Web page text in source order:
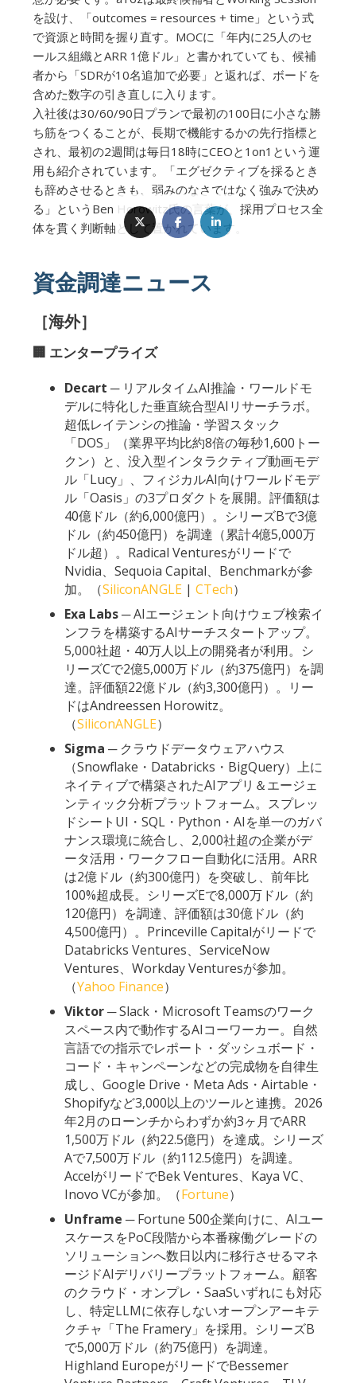
を設け、「outcomes = resources + time」という式
で資源と時間を握り直す。MOCに「年内に25人のセ
ールス組織とARR 1億ドル」と書かれていても、候補
者から「SDRが10名追加で必要」と返れば、ボードを
含めた数字の引き直しに入ります。
入社後は30/60/90日プランで最初の100日に小さな勝
ち筋をつくることが、長期で機能するかの先行指標と
され、最初の2週間は毎日18時にCEOと1on1という運
用も紹介されています。「エグゼクティブを採るとき
も辞めさせるときも、弱みのなさではなく強みで決め
る」というBen Horowitz氏の言葉が、採用プロセス全
体を貫く判断軸として置かれています。
資金調達ニュース
［海外］
🏢 エンタープライズ
Decart ─ リアルタイムAI推論・ワールドモ
デルに特化した垂直統合型AIリサーチラボ。
超低レイテンシの推論・学習スタック
「DOS」（業界平均比約8倍の毎秒1,600トー
クン）と、没入型インタラクティブ動画モデ
ル「Lucy」、フィジカルAI向けワールドモデ
ル「Oasis」の3プロダクトを展開。評価額は
40億ドル（約6,000億円）。シリーズBで3億
ドル（約450億円）を調達（累計4億5,000万
ドル超）。Radical Venturesがリードで
Nvidia、Sequoia Capital、Benchmarkが参
加。（SiliconANGLE | CTech）
Exa Labs─ AIエージェント向けウェブ検索イ
ンフラを構築するAIサーチスタートアップ。
5,000社超・40万人以上の開発者が利用。シ
リーズCで2億5,000万ドル（約375億円）を調
達。評価額22億ドル（約3,300億円）。リー
ドはAndreessen Horowitz。
（SiliconANGLE）
Sigma ─ クラウドデータウェアハウス
（Snowflake・Databricks・BigQuery）上に
ネイティブで構築されたAIアプリ＆エージェ
ンティック分析プラットフォーム。スプレッ
ドシートUI・SQL・Python・AIを単一のガバ
ナンス環境に統合し、2,000社超の企業がデ
ータ活用・ワークフロー自動化に活用。ARR
は2億ドル（約300億円）を突破し、前年比
100%超成長。シリーズEで8,000万ドル（約
120億円）を調達、評価額は30億ドル（約
4,500億円）。Princeville Capitalがリードで
Databricks Ventures、ServiceNow
Ventures、Workday Venturesが参加。
（Yahoo Finance）
Viktor─ Slack・Microsoft Teamsのワーク
スペース内で動作するAIコーワーカー。自然
言語での指示でレポート・ダッシュボード・
コード・キャンペーンなどの完成物を自律生
成し、Google Drive・Meta Ads・Airtable・
Shopifyなど3,000以上のツールと連携。2026
年2月のローンチからわずか約3ヶ月でARR
1,500万ドル（約22.5億円）を達成。シリーズ
Aで7,500万ドル（約112.5億円）を調達。
AccelがリードでBek Ventures、Kaya VC、
Inovo VCが参加。（Fortune）
Unframe ─ Fortune 500企業向けに、AIユー
スケースをPoC段階から本番稼働グレードの
ソリューションへ数日以内に移行させるマネ
ージドAIデリバリープラットフォーム。顧客
のクラウド・オンプレ・SaaSいずれにも対応
し、特定LLMに依存しないオープンアーキテ
クチャ「The Framery」を採用。シリーズB
で5,000万ドル（約75億円）を調達。
Highland EuropeがリードでBessemer